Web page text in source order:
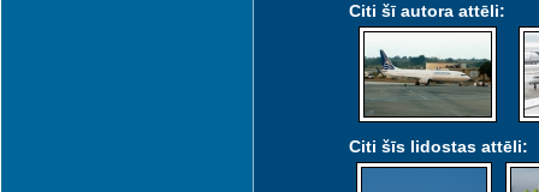
Citi šī autora attēli:
Citi šīs lidostas attēli: